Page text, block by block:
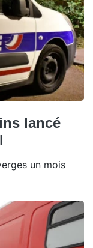
lancé
un mois